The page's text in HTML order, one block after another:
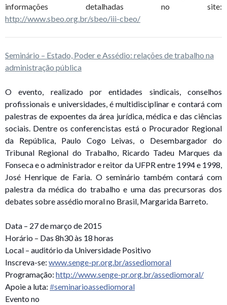
informações detalhadas no site:
http://www.sbeo.org.br/sbeo/iii-cbeo/
Seminário – Estado, Poder e Assédio: relações de trabalho na
administração pública
O evento, realizado por entidades sindicais, conselhos
profissionais e universidades, é multidisciplinar e contará com
palestras de expoentes da área jurídica, médica e das ciências
sociais. Dentre os conferencistas está o Procurador Regional
da República, Paulo Cogo Leivas, o Desembargador do
Tribunal Regional do Trabalho, Ricardo Tadeu Marques da
Fonseca e o administrador e reitor da UFPR entre 1994 e 1998,
José Henrique de Faria. O seminário também contará com
palestra da médica do trabalho e uma das precursoras dos
debates sobre assédio moral no Brasil, Margarida Barreto.
Data – 27 de março de 2015
Horário – Das 8h30 às 18 horas
Local – auditório da Universidade Positivo
Inscreva-se: www.senge-pr.org.br/assediomoral
Programação: http://www.senge-pr.org.br/assediomoral/
Apoie a luta: ‪#‎seminarioassediomoral‬
Evento no